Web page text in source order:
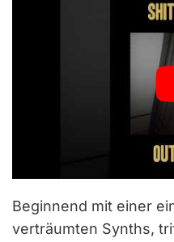
Beginnend mit einer
verträumten Synths,